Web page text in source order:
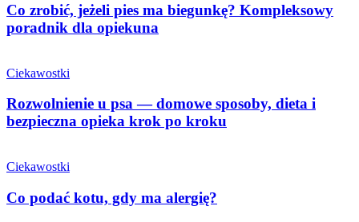
Co zrobić, jeżeli pies ma biegunkę? Kompleksowy
poradnik dla opiekuna
Ciekawostki
Rozwolnienie u psa — domowe sposoby, dieta i
bezpieczna opieka krok po kroku
Ciekawostki
Co podać kotu, gdy ma alergię?